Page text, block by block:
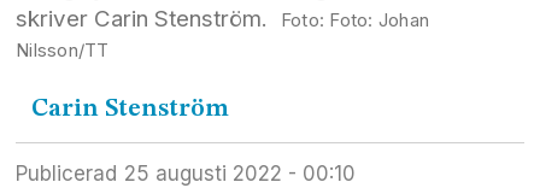
skriver Carin Stenström.
Foto: Johan
Nilsson/TT
Carin Stenström
Publicerad
25 augusti 2022 - 00:10